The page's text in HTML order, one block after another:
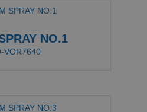
NO.1
VOR7640